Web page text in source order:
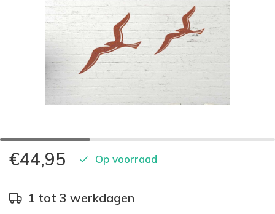
€44,95 Op voorraad
1 tot 3 werkdagen